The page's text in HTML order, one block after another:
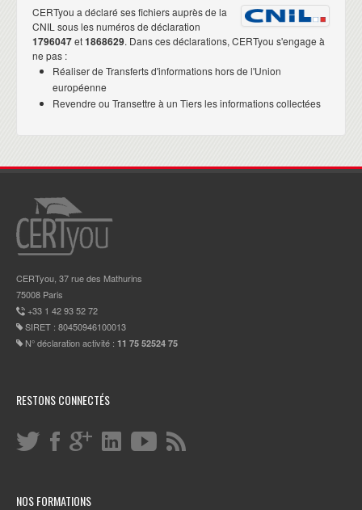
CERTyou a déclaré ses fichiers auprès de la
CNIL sous les numéros de déclaration
1796047et1868629. Dans ces déclarations, CERTyou s'engage à
ne pas :
Réaliser de Transferts d'informations hors de l'Union
européenne
Revendre ou Transettre à un Tiers les informations collectées
CERTyou, 37 rue des Mathurins
75008 Paris
+33 1 42 93 52 72
SIRET : 80450946100013
N° déclaration activité : 11 75 52524 75
RESTONS CONNECTÉS
NOS FORMATIONS